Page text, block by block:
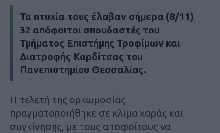
Τα πτυχία τους έλαβαν σήμερα (8/11)
32 απόφοιτοι σπουδαστές του
Τμήματος Επιστήμης Τροφίμων και
Διατροφής Καρδίτσας του
Πανεπιστημίου Θεσσαλίας.
Η τελετή της ορκωμοσίας
πραγματοποιήθηκε σε κλίμα χαράς και
συγκίνησης, με τους αποφοίτους να